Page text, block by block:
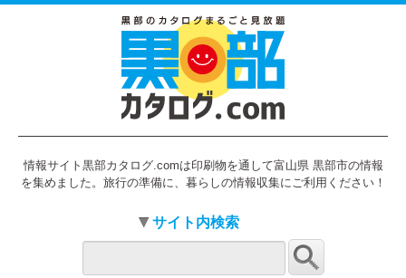
情報サイト黒部カタログ.comは印刷物を通して富山県 黒部市の情報
を集めました。旅行の準備に、暮らしの情報収集にご利用ください！
サイト内検索